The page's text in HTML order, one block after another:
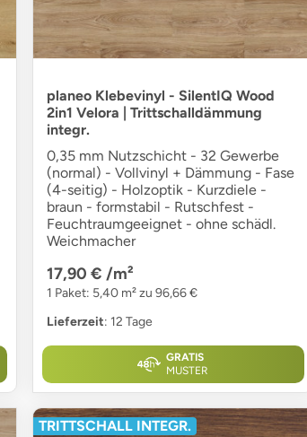
planeo Klebevinyl - SilentIQ Wood
2in1 Velora | Trittschalldämmung
integr.
0,35 mm Nutzschicht - 32 Gewerbe
(normal) - Vollvinyl + Dämmung - Fase
(4-seitig) - Holzoptik - Kurzdiele -
braun - formstabil - Rutschfest -
Feuchtraumgeeignet - ohne schädl.
Weichmacher
17,90 € /m²
1 Paket: 5,40 m² zu 96,66 €
Lieferzeit: 12 Tage
GRATIS
MUSTER
TRITTSCHALL INTEGR.